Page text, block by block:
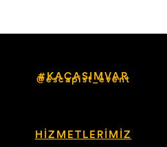
#KAÇASIMVAR
@escapist_event
HIZMETLERIMIZ